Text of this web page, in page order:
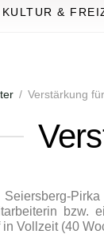
KULTUR &
Verstärkung
bzw.
Vollzeit (40